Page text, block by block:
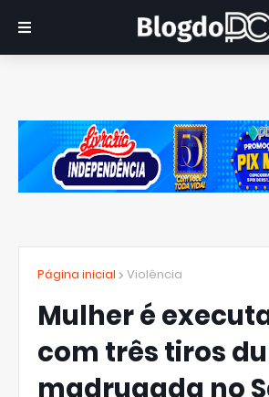
Página inicial Violência
Mulher é
com três tiros
madrugada no